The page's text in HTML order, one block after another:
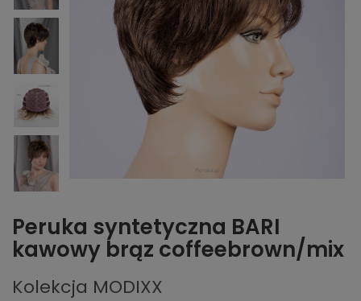
Peruka syntetyczna BARI
kawowy brąz coffeebrown/mix
Kolekcja MODIXX